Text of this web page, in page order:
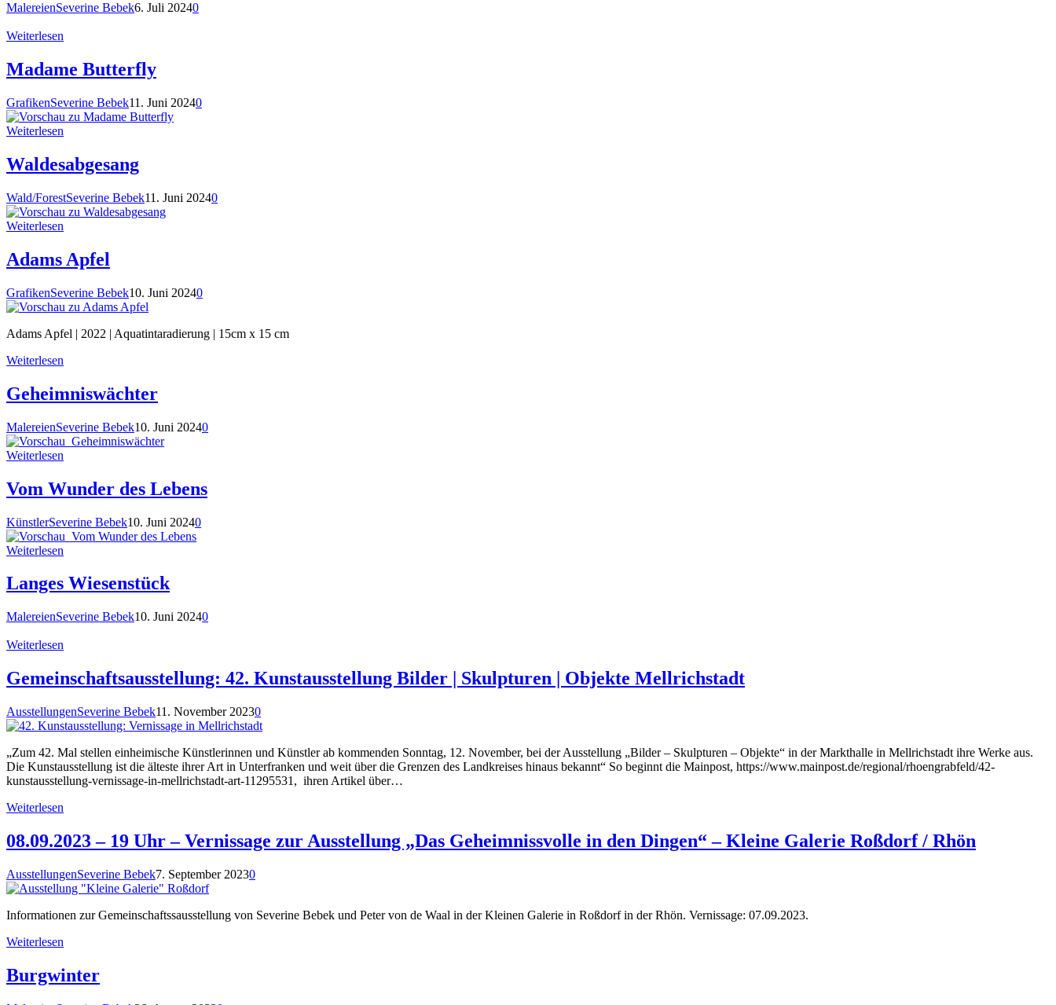
MalereienSeverine Bebek6. Juli 20240
Weiterlesen
Madame Butterfly
GrafikenSeverine Bebek11. Juni 20240
Weiterlesen
Waldesabgesang
Wald/ForestSeverine Bebek11. Juni 20240
Weiterlesen
Adams Apfel
GrafikenSeverine Bebek10. Juni 20240
Adams Apfel | 2022 | Aquatintaradierung | 15cm x 15 cm
Weiterlesen
Geheimniswächter
MalereienSeverine Bebek10. Juni 20240
Weiterlesen
Vom Wunder des Lebens
KünstlerSeverine Bebek10. Juni 20240
Weiterlesen
Langes Wiesenstück
MalereienSeverine Bebek10. Juni 20240
Weiterlesen
Gemeinschaftsausstellung: 42. Kunstausstellung Bilder | Skulpturen | Objekte Mellrichstadt
AusstellungenSeverine Bebek11. November 20230
„Zum 42. Mal stellen einheimische Künstlerinnen und Künstler ab kommenden Sonntag, 12. November, bei der Ausstellung „Bilder – Skulpturen – Objekte“ in der Markthalle in Mellrichstadt ihre Werke aus.
Die Kunstausstellung ist die älteste ihrer Art in Unterfranken und weit über die Grenzen des Landkreises hinaus bekannt“ So beginnt die Mainpost, https://www.mainpost.de/regional/rhoengrabfeld/42-
kunstausstellung-vernissage-in-mellrichstadt-art-11295531, ihren Artikel über…
Weiterlesen
08.09.2023 – 19 Uhr – Vernissage zur Ausstellung „Das Geheimnissvolle in den Dingen“ – Kleine Galerie Roßdorf / Rhön
AusstellungenSeverine Bebek7. September 20230
Informationen zur Gemeinschaftssausstellung von Severine Bebek und Peter von de Waal in der Kleinen Galerie in Roßdorf in der Rhön. Vernissage: 07.09.2023.
Weiterlesen
Burgwinter